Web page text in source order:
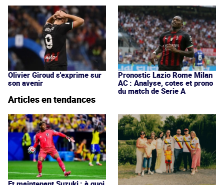
Olivier Giroud s'exprime sur
son avenir
Pronostic Lazio Rome Milan
AC : Analyse, cotes et prono
du match de Serie A
Articles en tendances